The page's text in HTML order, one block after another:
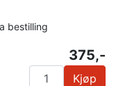
bestilling
375,-
Kjøp